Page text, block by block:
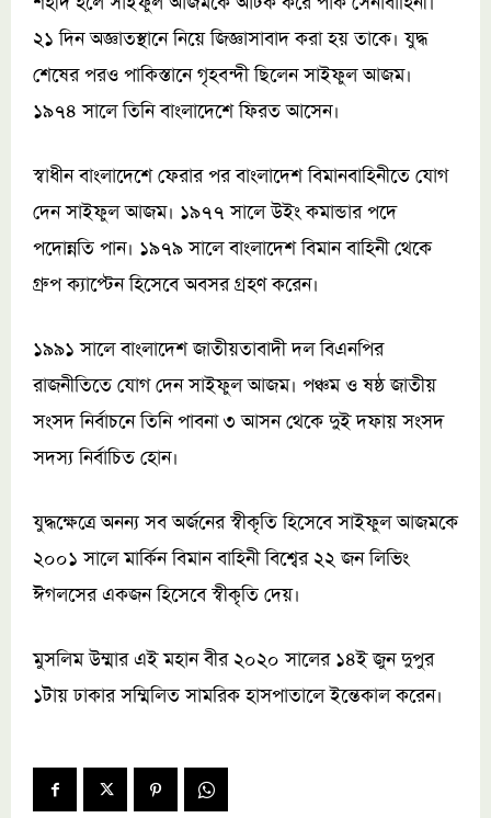
২১ দিন অজ্ঞাতস্থানে নিয়ে জিজ্ঞাসাবাদ করা হয় তাকে। যুদ্ধ
শেষের পরও পাকিস্তানে গৃহবন্দী ছিলেন সাইফুল আজম।
১৯৭৪ সালে তিনি বাংলাদেশে ফিরত আসেন।
স্বাধীন বাংলাদেশে ফেরার পর বাংলাদেশ বিমানবাহিনীতে যোগ
দেন সাইফুল আজম। ১৯৭৭ সালে উইং কমান্ডার পদে
পদোন্নতি পান। ১৯৭৯ সালে বাংলাদেশ বিমান বাহিনী থেকে
গ্রুপ ক্যাপ্টেন হিসেবে অবসর গ্রহণ করেন।
১৯৯১ সালে বাংলাদেশ জাতীয়তাবাদী দল বিএনপির
রাজনীতিতে যোগ দেন সাইফুল আজম। পঞ্চম ও ষষ্ঠ জাতীয়
সংসদ নির্বাচনে তিনি পাবনা ৩ আসন থেকে দুই দফায় সংসদ
সদস্য নির্বাচিত হোন।
যুদ্ধক্ষেত্রে অনন্য সব অর্জনের স্বীকৃতি হিসেবে সাইফুল আজমকে
২০০১ সালে মার্কিন বিমান বাহিনী বিশ্বের ২২ জন লিভিং
ঈগলসের একজন হিসেবে স্বীকৃতি দেয়।
মুসলিম উম্মার এই মহান বীর ২০২০ সালের ১৪ই জুন দুপুর
১টায় ঢাকার সম্মিলিত সামরিক হাসপাতালে ইন্তেকাল করেন।